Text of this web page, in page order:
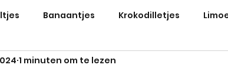
Banaantjes Krokodilletjes
Spetters Nieuws
1 minuten om te lezen